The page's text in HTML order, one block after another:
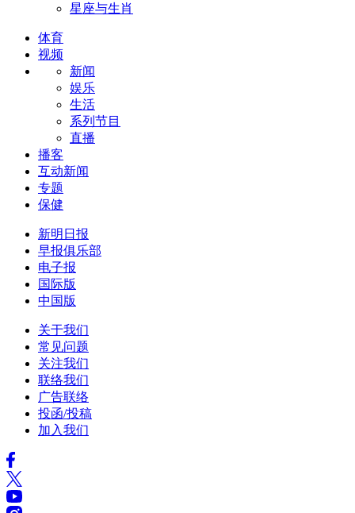
星座与生肖
体育
视频
新闻
娱乐
生活
系列节目
直播
播客
互动新闻
专题
保健
新明日报
早报俱乐部
电子报
国际版
中国版
关于我们
常见问题
关注我们
联络我们
广告联络
投函/投稿
加入我们